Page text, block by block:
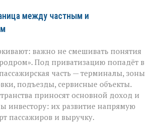
между частным и
важно не смешивать понятия
Под приватизацию попадёт в
часть — терминалы, зоны
подъезды, сервисные объекты.
приносят основной доход и
инвестору: их развитие напрямую
пассажиров и выручку.